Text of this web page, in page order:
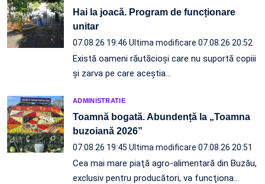
Hai la joacă. Program de funcționare
unitar
07.08.26 19:46 Ultima modificare 07.08.26 20:52
Există oameni răutăcioși care nu suportă copiii
și zarva pe care aceștia…
ADMINISTRATIE
Toamnă bogată. Abundență la „Toamna
buzoiană 2026”
07.08.26 19:45 Ultima modificare 07.08.26 20:51
Cea mai mare piaţă agro-alimentară din Buzău,
exclusiv pentru producători, va funcţiona…